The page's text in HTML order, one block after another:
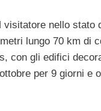
nello stato
lungo 70 km di
con gli edifici
per 9 giorni e